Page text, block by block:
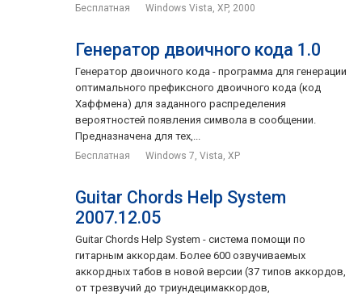
Бесплатная Windows Vista, XP, 2000
Генератор двоичного кода 1.0
Генератор двоичного кода - программа для генерации
оптимального префиксного двоичного кода (код
Хаффмена) для заданного распределения
вероятностей появления символа в сообщении.
Предназначена для тех,...
Бесплатная Windows 7, Vista, XP
Guitar Chords Help System
2007.12.05
Guitar Chords Help System - система помощи по
гитарным аккордам. Более 600 озвучиваемых
аккордных табов в новой версии (37 типов аккордов,
от трезвучий до триундецимаккордов,